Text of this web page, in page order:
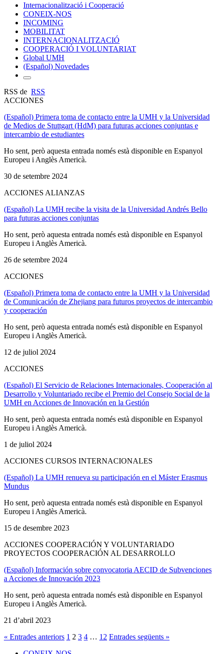
Internacionalització i Cooperació
CONEIX-NOS
INCOMING
MOBILITAT
INTERNACIONALITZACIÓ
COOPERACIÓ I VOLUNTARIAT
Global UMH
(Español) Novedades
RSS de RSS
ACCIONES
(Español) Primera toma de contacto entre la UMH y la Universidad
de Medios de Stuttgart (HdM) para futuras acciones conjuntas e
intercambio de estudiantes
Ho sent, però aquesta entrada només està disponible en Espanyol
Europeu i Anglès Americà.
30 de setembre 2024
ACCIONES ALIANZAS
(Español) La UMH recibe la visita de la Universidad Andrés Bello
para futuras acciones conjuntas
Ho sent, però aquesta entrada només està disponible en Espanyol
Europeu i Anglès Americà.
26 de setembre 2024
ACCIONES
(Español) Primera toma de contacto entre la UMH y la Universidad
de Comunicación de Zhejiang para futuros proyectos de intercambio
y cooperación
Ho sent, però aquesta entrada només està disponible en Espanyol
Europeu i Anglès Americà.
12 de juliol 2024
ACCIONES
(Español) El Servicio de Relaciones Internacionales, Cooperación al
Desarrollo y Voluntariado recibe el Premio del Consejo Social de la
UMH en Acciones de Innovación en la Gestión
Ho sent, però aquesta entrada només està disponible en Espanyol
Europeu i Anglès Americà.
1 de juliol 2024
ACCIONES CURSOS INTERNACIONALES
(Español) La UMH renueva su participación en el Máster Erasmus
Mundus
Ho sent, però aquesta entrada només està disponible en Espanyol
Europeu i Anglès Americà.
15 de desembre 2023
ACCIONES COOPERACIÓN Y VOLUNTARIADO
PROYECTOS COOPERACIÓN AL DESARROLLO
(Español) Información sobre convocatoria AECID de Subvenciones
a Acciones de Innovación 2023
Ho sent, però aquesta entrada només està disponible en Espanyol
Europeu i Anglès Americà.
21 d’abril 2023
« Entrades anteriors 1 2 3 4 … 12 Entrades següents »